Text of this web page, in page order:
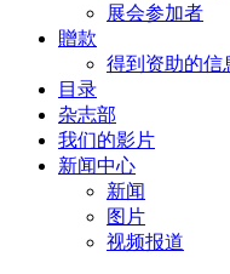
展会参加者
贈款
得到资助的信
目录
杂志部
我们的影片
新闻中心
新闻
图片
视频报道